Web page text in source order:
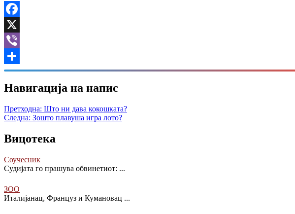
Facebook
X
Viber
Share
Навигација на напис
Претходна: Што ни дава кокошката?
Следна: Зошто плавуша игра лото?
Вицотека
Соучесник
Судијата го прашува обвинетиот: ...
ЗОО
Италијанац, Француз и Кумановац ...